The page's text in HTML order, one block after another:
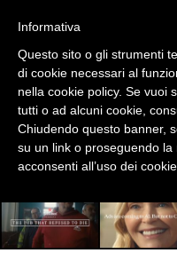
SPONSOR
DESIGN
EVENTI
PROMOZIONI
Informativa
Questo sito o gli strumenti
di cookie necessari al
nella cookie policy. Se vuoi
tutti o ad alcuni cookie,
Chiudendo questo banner,
su un link o proseguendo la
acconsenti all’uso dei cookie.